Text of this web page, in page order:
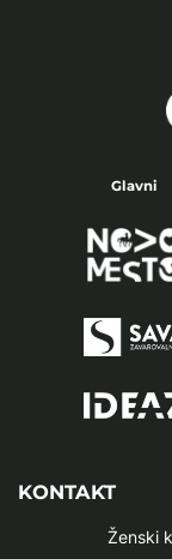
Glavni
KONTAKT
Ženski